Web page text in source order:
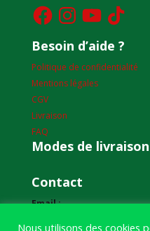
FacebookInstagramYouTubeTikTok
Besoin d’aide ?
Politique de confidentialité
Mentions légales
CGV
Livraison
FAQ
Modes de livraison
Contact
Email :
Nous utilisons des cookies